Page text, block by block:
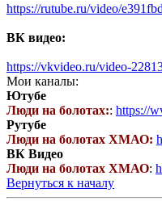
https://rutube.ru/video/
ВК видео:
https://vkvideo.ru/video-
Мои каналы:
Ютубе
Люди на болотах:: https://
Рутубе
Люди на болотах ХМАО:
ВК Видео
Люди на болотах ХМАО:
Вернуться к началу